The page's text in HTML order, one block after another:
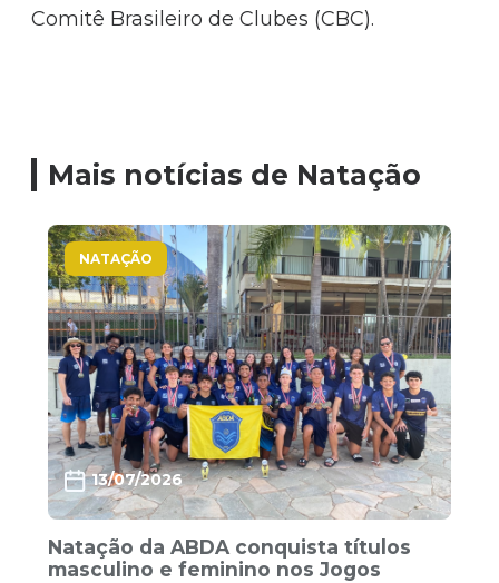
Comitê Brasileiro de Clubes (CBC).
Mais notícias de Natação
NATAÇÃO
13/07/2026
Natação da ABDA conquista títulos
masculino e feminino nos Jogos